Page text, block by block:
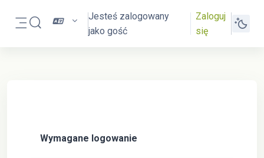
Panel boczny
Przełącznik wyszukiwarki
Jesteś zalogowany
jako gość
Zaloguj
się
Wymagane logowanie